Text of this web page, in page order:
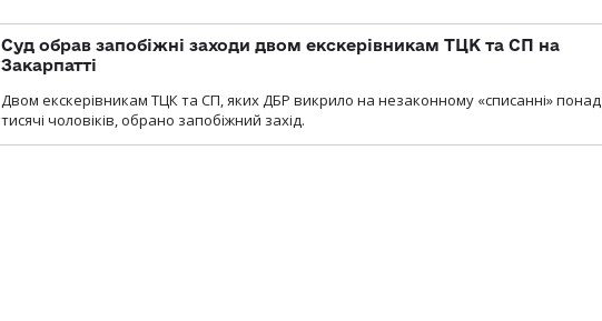
Суд обрав запобіжні заходи двом екскерівникам ТЦК та СП на
Закарпатті
Двом екскерівникам ТЦК та СП, яких ДБР викрило на незаконному «списанні» понад
тисячі чоловіків, обрано запобіжний захід.